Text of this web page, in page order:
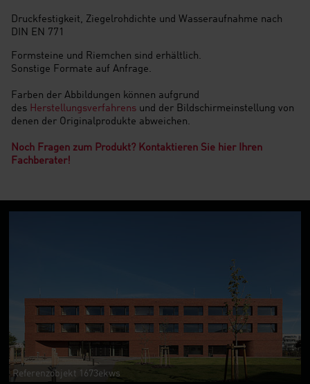
Druckfestigkeit, Ziegelrohdichte und Wasseraufnahme nach
DIN EN 771
Formsteine und Riemchen sind erhältlich.
Sonstige Formate auf Anfrage.
Farben der Abbildungen können aufgrund
des Herstellungsverfahrens und der Bildschirmeinstellung von
denen der Originalprodukte abweichen.
Noch Fragen zum Produkt? Kontaktieren Sie hier Ihren
Fachberater!
Referenzobjekt 1673ekws